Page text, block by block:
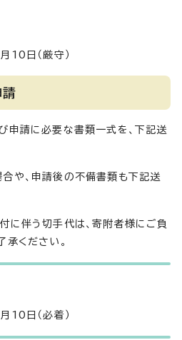
10日（厳守）
請
申請に必要な書類一式を、下記送
や、申請後の不備書類も下記送
に伴う切手代は、寄附者様にご負
承ください。
10日（必着）